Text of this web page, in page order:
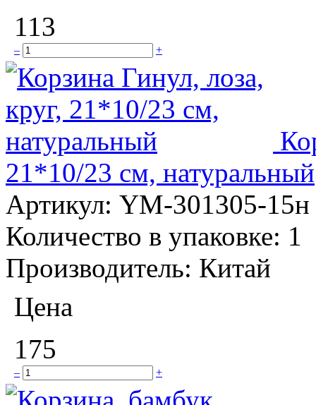
113
– +
21*10/23 см, натуральный
Артикул: YM-301305-15н
Количество в упаковке: 1
Производитель: Китай
Цена
175
– +